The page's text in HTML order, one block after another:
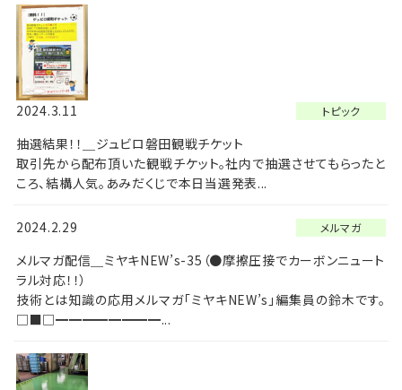
トピック
2024.3.11
抽選結果！！＿ジュビロ磐田観戦チケット
取引先から配布頂いた観戦チケット。社内で抽選させてもらったと
ころ、結構人気。あみだくじで本日当選発表...
メルマガ
2024.2.29
メルマガ配信＿ミヤキNEW’s-35（●摩擦圧接でカーボンニュート
ラル対応！！）
技術とは知識の応用メルマガ「ミヤキNEW’s」編集員の鈴木です。
□■□━━━━━━━━...